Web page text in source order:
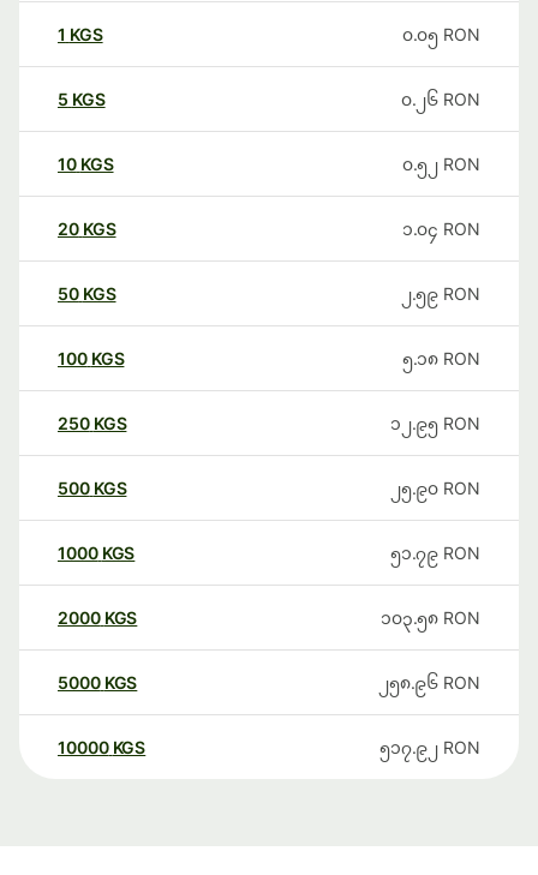
1 KGS ၀.၀၅ RON
5 KGS ၀.၂၆ RON
10 KGS ၀.၅၂ RON
20 KGS ၁.၀၄ RON
50 KGS ၂.၅၉ RON
100 KGS ၅.၁၈ RON
250 KGS ၁၂.၉၅ RON
500 KGS ၂၅.၉၀ RON
1000 KGS ၅၁.၇၉ RON
2000 KGS ၁၀၃.၅၈ RON
5000 KGS ၂၅၈.၉၆ RON
10000 KGS ၅၁၇.၉၂ RON